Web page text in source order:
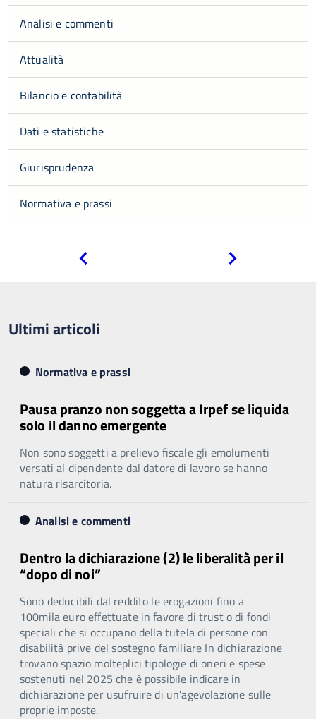
Analisi e commenti
Attualità
Bilancio e contabilità
Dati e statistiche
Giurisprudenza
Normativa e prassi
Ultimi articoli
Normativa e prassi
Pausa pranzo non soggetta a Irpef se liquida
solo il danno emergente
Non sono soggetti a prelievo fiscale gli emolumenti
versati al dipendente dal datore di lavoro se hanno
natura risarcitoria.
Analisi e commenti
Dentro la dichiarazione (2) le liberalità per il
“dopo di noi”
Sono deducibili dal reddito le erogazioni fino a
100mila euro effettuate in favore di trust o di fondi
speciali che si occupano della tutela di persone con
disabilità prive del sostegno familiare In dichiarazione
trovano spazio molteplici tipologie di oneri e spese
sostenuti nel 2025 che è possibile indicare in
dichiarazione per usufruire di un’agevolazione sulle
proprie imposte.